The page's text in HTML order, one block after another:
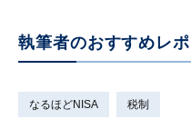
執筆者のおすすめレポ
なるほどNISA 税制